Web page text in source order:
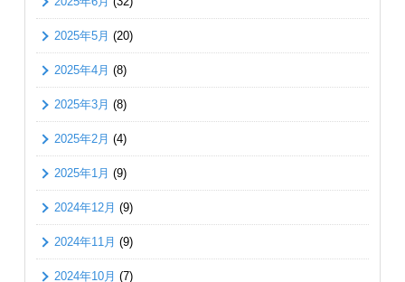
2025年5月 (20)
2025年4月 (8)
2025年3月 (8)
2025年2月 (4)
2025年1月 (9)
2024年12月 (9)
2024年11月 (9)
2024年10月 (7)